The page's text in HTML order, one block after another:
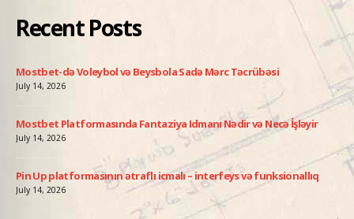
Recent Posts
Mostbet-də Voleybol və Beysbola Sadə Mərc Təcrübəsi
July 14, 2026
Mostbet Platformasında Fantaziya Idmanı Nədir və Necə İşləyir
July 14, 2026
Pin Up platformasının ətraflı icmalı – interfeys və funksionallıq
July 14, 2026